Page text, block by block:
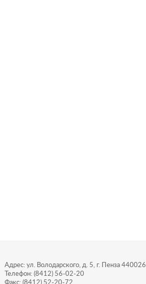
Адрес: ул. Володарского, д. 5, г. Пенза 440026
Телефон: (8412) 56-02-20